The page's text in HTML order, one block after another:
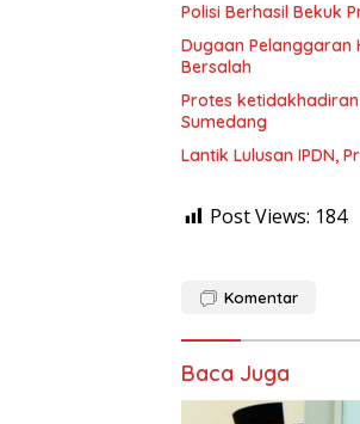
Polisi Berhasil Bekuk
Dugaan Pelanggaran
Bersalah
Protes
Sumedang
Lantik Lulusan IPDN,
Post Views: 184
Komentar
Baca Juga